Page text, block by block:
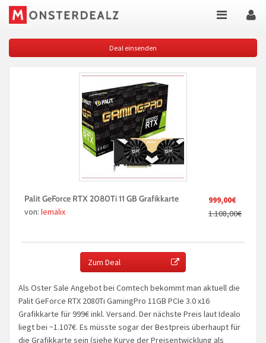
Deal einsenden
999,00€
1.108,00€
Palit GeForce RTX 2080Ti 11 GB Grafikkarte
von: lemalix
Zum Deal
Als Oster Sale Angebot bei Comtech bekommt man aktuell die
Palit GeForce RTX 2080Ti GamingPro 11GB PCIe 3.0 x16
Grafikkarte für 999€ inkl. Versand. Der nächste Preis laut Idealo
liegt bei ~1.107€. Es müsste sogar der Bestpreis überhaupt für
die Grafikkarte sein (siehe Kurve der Preisentwicklung als